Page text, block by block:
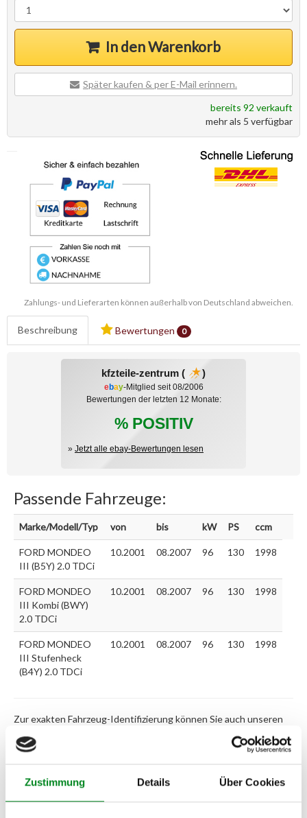
Zustimmung Details Über Cookies
In den Warenkorb
Später kaufen & per E-Mail erinnern.
bereits 92 verkauft
mehr als 5 verfügbar
Zahlungs- und Lieferarten können außerhalb von Deutschland abweichen.
Beschreibung Bewertungen 0
kfzteile-zentrum ( )
ebay-Mitglied seit 08/2006
Bewertungen der letzten 12 Monate:
% POSITIV
» Jetzt alle ebay-Bewertungen lesen
Passende Fahrzeuge:
Marke/Modell/Typ von bis kW PS ccm
FORD MONDEO
III (B5Y) 2.0 TDCi
10.2001 08.2007 96 130 1998
FORD MONDEO
III Kombi (BWY)
2.0 TDCi
10.2001 08.2007 96 130 1998
FORD MONDEO
III Stufenheck
(B4Y) 2.0 TDCi
10.2001 08.2007 96 130 1998
Zur exakten Fahrzeug-Identifizierung können Sie auch unseren
Wir benötigen folgende Fahrzeugdaten:
Schlüsselnummerzu 2